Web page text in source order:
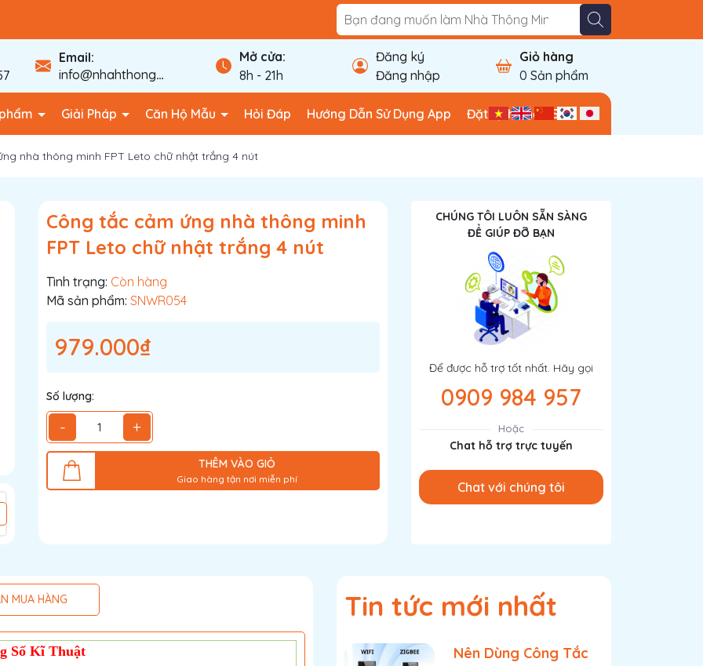
Email:
info@nhahthongminhfpt.com
Mở cửa:
8h - 21h
Đăng ký
Đăng nhập
Giỏ hàng
0 Sản phẩm
Giải Pháp Căn Hộ Mẫu Hỏi Đáp Hướng Dẫn Sử Dụng App Đặt Lịch Khảo Sát
nhà thông minh FPT Leto chữ nhật trắng 4 nút
Công tắc cảm ứng nhà thông minh
FPT Leto chữ nhật trắng 4 nút
Tình trạng: Còn hàng
Mã sản phẩm: SNWR054
979.000₫
Số lượng:
- +
THÊM VÀO GIỎ
Giao hàng tận nơi miễn phí
CHÚNG TÔI LUÔN SẴN SÀNG
ĐỂ GIÚP ĐỠ BẠN
Để được hỗ trợ tốt nhất. Hãy gọi
0909 984 957
Hoặc
Chat hỗ trợ trực tuyến
Chat với chúng tôi
MUA HÀNG
Số Kĩ Thuật
Tin tức mới nhất
Nên Dùng Công Tắc